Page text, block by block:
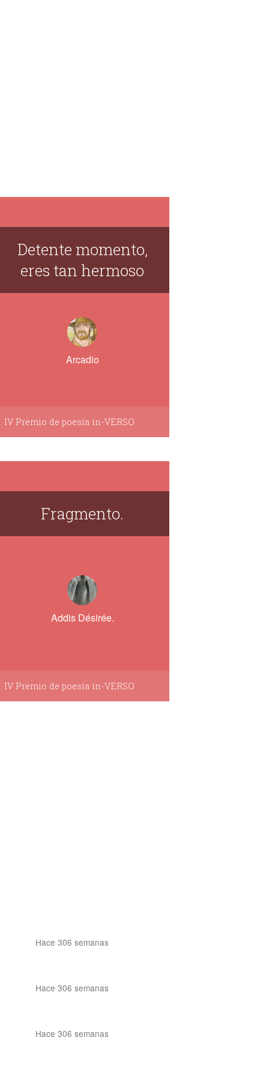
Detente momento,
eres tan hermoso
Arcadio
IV Premio de poesía in-VERSO
Fragmento.
Addis Désirée.
IV Premio de poesía in-VERSO
Hace 306 semanas
Hace 306 semanas
Hace 306 semanas